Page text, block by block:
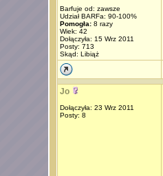
Barfuje od: zawsze
Udział BARFa: 90-100%
Pomogła:8 razy
Wiek: 42
Dołączyła: 15 Wrz 2011
Posty: 713
Skąd: Libiąż
Jo
Dołączyła: 23 Wrz 2011
Posty: 8